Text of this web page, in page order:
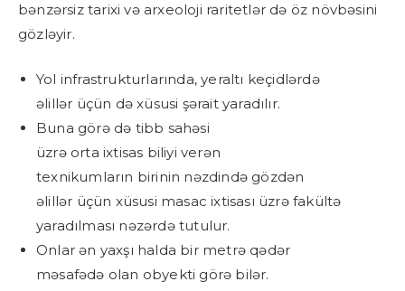
bənzərsiz tarixi və arxeoloji raritetlər də öz növbəsini
gözləyir.
Yol infrastrukturlarında, yeraltı keçidlərdə
əlillər üçün də xüsusi şərait yaradılır.
Buna görə də tibb sahəsi
üzrə orta ixtisas biliyi verən
texnikumların birinin nəzdində gözdən
əlillər üçün xüsusi masac ixtisası üzrə fakültə
yaradılması nəzərdə tutulur.
Onlar ən yaxşı halda bir metrə qədər
məsafədə olan obyekti görə bilər.